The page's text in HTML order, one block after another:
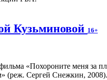
Кузьминовой 16+
(реж. Сергей Снежкин,